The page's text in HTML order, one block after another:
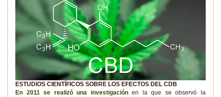
ESTUDIOS CIENTÍFICOS SOBRE LOS EFECTOS DEL CDB
En 2011 se realizó una investigaciónen la que se observó la